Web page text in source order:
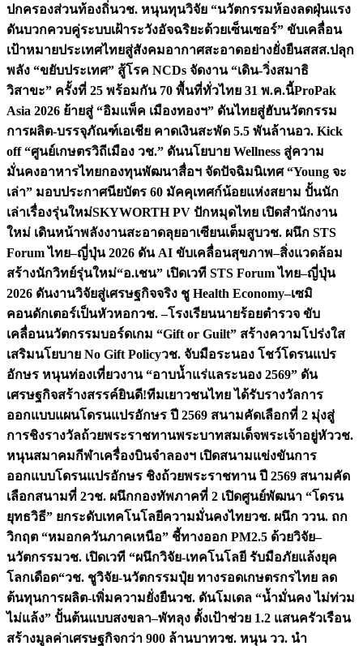
ปกครองส่วนท้องถิ่นวช. หนุนทุนวิจัย “นวัตกรรมห้องลดฝุ่นแรง
ดันบวกควบคู่ระบบเฝ้าระวังอัจฉริยะด้วยเซ็นเซอร์” ขับเคลื่อน
เป้าหมายประเทศไทยสู่สังคมอากาศสะอาดอย่างยั่งยืนสสส.ปลุก
พลัง “ขยับประเทศ” สู้โรค NCDs จัดงาน “เดิน-วิ่งสมาธิ
วิสาขะ” ครั้งที่ 25 พร้อมกัน 70 พื้นที่ทั่วไทย 31 พ.ค.นี้ProPak
Asia 2026 ย้ายสู่ “อิมแพ็ค เมืองทองฯ” ดันไทยสู่ฮับนวัตกรรม
การผลิต-บรรจุภัณฑ์เอเชีย คาดเงินสะพัด 5.5 พันล้านอว. Kick
off “ศูนย์เกษตรวิถีเมือง วช.” ดันนโยบาย Wellness สู่ความ
มั่นคงอาหารไทยกองทุนพัฒนาสื่อฯ จัดปัจฉิมนิเทศ “Young จะ
เล่า” มอบประกาศนียบัตร 60 มัคคุเทศก์น้อยแห่งสยาม ปั้นนัก
เล่าเรื่องรุ่นใหม่SKYWORTH PV ปักหมุดไทย เปิดสำนักงาน
ใหม่ เดินหน้าพลังงานสะอาดลุยอาเซียนเต็มสูบวช. ผนึก STS
Forum ไทย–ญี่ปุ่น 2026 ดัน AI ขับเคลื่อนสุขภาพ–สิ่งแวดล้อม
สร้างนักวิทย์รุ่นใหม่“อ.เชน” เปิดเวที STS Forum ไทย–ญี่ปุ่น
2026 ดันงานวิจัยสู่เศรษฐกิจจริง ชู Health Economy–เซมิ
คอนดักเตอร์เป็นหัวหอกวช. –โรงเรียนนายร้อยตำรวจ ขับ
เคลื่อนนวัตกรรมบอร์ดเกม “Gift or Guilt” สร้างความโปร่งใส
เสริมนโยบาย No Gift Policyวช. จับมือระนอง โชว์โดรนแปร
อักษร หนุนท่องเที่ยวงาน “อาบน้ำแร่แลระนอง 2569” ดัน
เศรษฐกิจสร้างสรรค์ยินดี!ทีมเยาวชนไทย ได้รับรางวัลการ
ออกแบบแผนโดรนแปรอักษร ปี 2569 สนามคัดเลือกที่ 2 มุ่งสู่
การชิงรางวัลถ้วยพระราชทานพระบาทสมเด็จพระเจ้าอยู่หัววช.
หนุนสมาคมกีฬาเครื่องบินจำลองฯ เปิดสนามแข่งขันการ
ออกแบบโดรนแปรอักษร ชิงถ้วยพระราชทาน ปี 2569 สนามคัด
เลือกสนามที่ 2วช. ผนึกกองทัพภาคที่ 2 เปิดศูนย์พัฒนา “โดรน
ยุทธวิธี” ยกระดับเทคโนโลยีความมั่นคงไทยวช. ผนึก ววน. ถก
วิกฤต “หมอกควันภาคเหนือ” ชี้ทางออก PM2.5 ด้วยวิจัย–
นวัตกรรมวช. เปิดเวที “ผนึกวิจัย-เทคโนโลยี รับมือภัยแล้งยุค
โลกเดือด“วช. ชูวิจัย-นวัตกรรมปุ๋ย ทางรอดเกษตรกรไทย ลด
ต้นทุนการผลิต-เพิ่มความยั่งยืนวช. ดันโมเดล “น้ำมั่นคง ไม่ท่วม
ไม่แล้ง” ปั้นต้นแบบสงขลา–พัทลุง ตั้งเป้าช่วย 1.2 แสนครัวเรือน
สร้างมูลค่าเศรษฐกิจกว่า 900 ล้านบาทวช. หนุน วว. นำ